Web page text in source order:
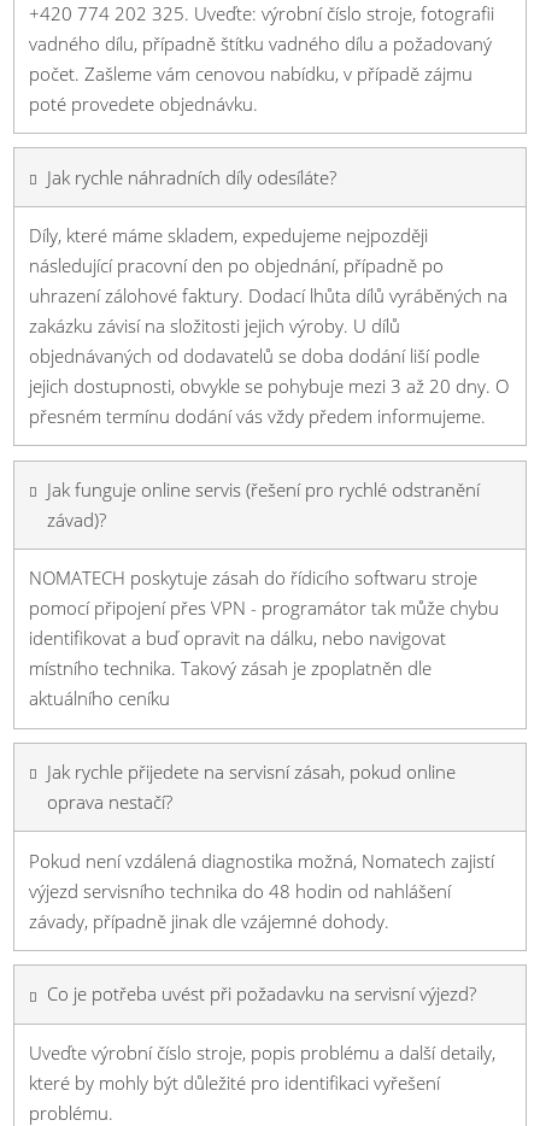
+420 774 202 325. Uveďte: výrobní číslo stroje, fotografii
vadného dílu, případně štítku vadného dílu a požadovaný
počet. Zašleme vám cenovou nabídku, v případě zájmu
poté provedete objednávku.
Jak rychle náhradních díly odesíláte?
Díly, které máme skladem, expedujeme nejpozději
následující pracovní den po objednání, případně po
uhrazení zálohové faktury. Dodací lhůta dílů vyráběných na
zakázku závisí na složitosti jejich výroby. U dílů
objednávaných od dodavatelů se doba dodání liší podle
jejich dostupnosti, obvykle se pohybuje mezi 3 až 20 dny. O
přesném termínu dodání vás vždy předem informujeme.
Jak funguje online servis (řešení pro rychlé odstranění
závad)?
NOMATECH poskytuje zásah do řídicího softwaru stroje
pomocí připojení přes VPN - programátor tak může chybu
identifikovat a buď opravit na dálku, nebo navigovat
místního technika. Takový zásah je zpoplatněn dle
aktuálního ceníku
Jak rychle přijedete na servisní zásah, pokud online
oprava nestačí?
Pokud není vzdálená diagnostika možná, Nomatech zajistí
výjezd servisního technika do 48 hodin od nahlášení
závady, případně jinak dle vzájemné dohody.
Co je potřeba uvést při požadavku na servisní výjezd?
Uveďte výrobní číslo stroje, popis problému a další detaily,
které by mohly být důležité pro identifikaci vyřešení
problému.